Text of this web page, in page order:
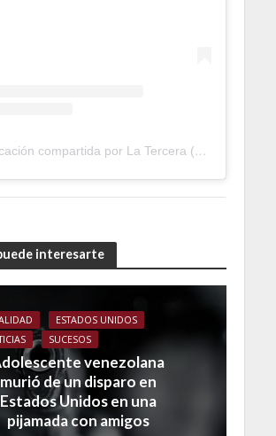
Una publicación compartida por La Tercera (@laterceracom)
interesarte
ESTADOS UNIDOS
SUCESOS
venezolana
murió de un disparo en
Estados Unidos en una
pijamada con amigos